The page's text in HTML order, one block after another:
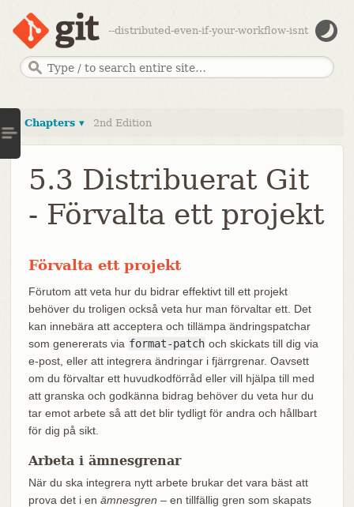
--distributed-even-if-your-workflow-isnt
Chapters ▾ 2nd Edition
5.3 Distribuerat Git
- Förvalta ett projekt
Förvalta ett projekt
Förutom att veta hur du bidrar effektivt till ett projekt
behöver du troligen också veta hur man förvaltar ett. Det
kan innebära att acceptera och tillämpa ändringspatchar
som genererats via format-patch och skickats till dig via
e-post, eller att integrera ändringar i fjärrgrenar. Oavsett
om du förvaltar ett huvudkodförråd eller vill hjälpa till med
att granska och godkänna bidrag behöver du veta hur du
tar emot arbete så att det blir tydligt för andra och hållbart
för dig på sikt.
Arbeta i ämnesgrenar
När du ska integrera nytt arbete brukar det vara bäst att
prova det i en ämnesgren – en tillfällig gren som skapats